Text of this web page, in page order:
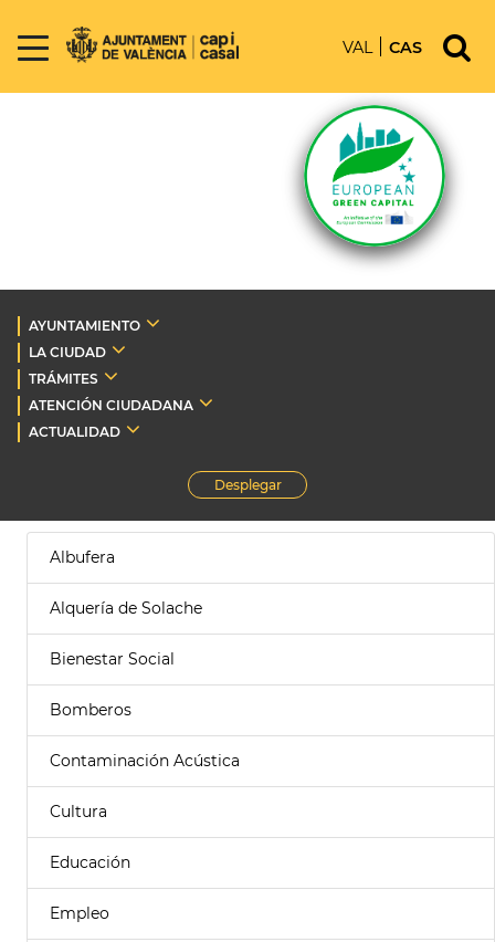
VAL CAS
AYUNTAMIENTO
LA CIUDAD
TRÁMITES
ATENCIÓN CIUDADANA
ACTUALIDAD
Desplegar
Albufera
Alquería de Solache
Bienestar Social
Bomberos
Contaminación Acústica
Cultura
Educación
Empleo